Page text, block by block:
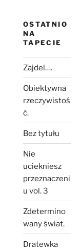
OSTATNIO
NA
TAPECIE
Zajdel….
Obiektywna
rzeczywistoś
ć.
Bez tytułu
Nie
uciekniesz
przeznaczeni
u vol. 3
Zdetermino
wany świat.
Dratewka